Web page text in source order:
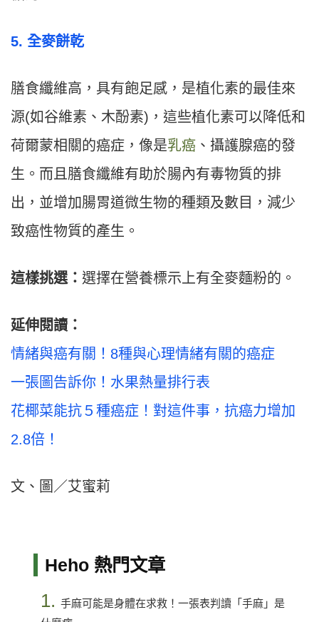
5. 全麥餅乾
膳食纖維高，具有飽足感，是植化素的最佳來
源(如谷維素、木酚素)，這些植化素可以降低和
荷爾蒙相關的癌症，像是乳癌 、攝護腺癌的發
生。而且膳食纖維有助於腸內有毒物質的排
出，並增加腸胃道微生物的種類及數目，減少
致癌性物質的產生。
這樣挑選： 選擇在營養標示上有全麥麵粉的。
延伸閱讀：
情緒與癌有關！8種與心理情緒有關的癌症
一張圖告訴你！水果熱量排行表
花椰菜能抗５種癌症！對這件事，抗癌力增加
2.8倍！
文、圖／艾蜜莉
Heho 熱門文章
1. 手麻可能是身體在求救！一張表判讀「手麻」是